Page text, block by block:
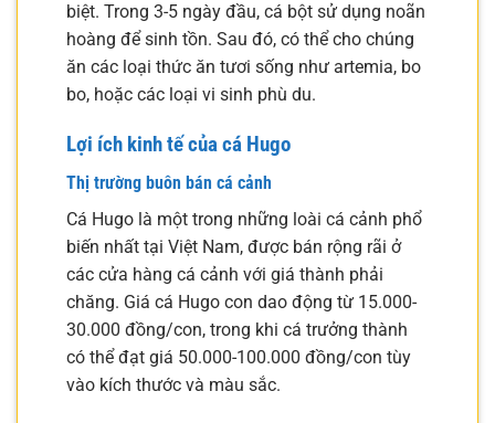
biệt. Trong 3-5 ngày đầu, cá bột sử dụng noãn
hoàng để sinh tồn. Sau đó, có thể cho chúng
ăn các loại thức ăn tươi sống như artemia, bo
bo, hoặc các loại vi sinh phù du.
Lợi ích kinh tế của cá Hugo
Thị trường buôn bán cá cảnh
Cá Hugo là một trong những loài cá cảnh phổ
biến nhất tại Việt Nam, được bán rộng rãi ở
các cửa hàng cá cảnh với giá thành phải
chăng. Giá cá Hugo con dao động từ 15.000-
30.000 đồng/con, trong khi cá trưởng thành
có thể đạt giá 50.000-100.000 đồng/con tùy
vào kích thước và màu sắc.